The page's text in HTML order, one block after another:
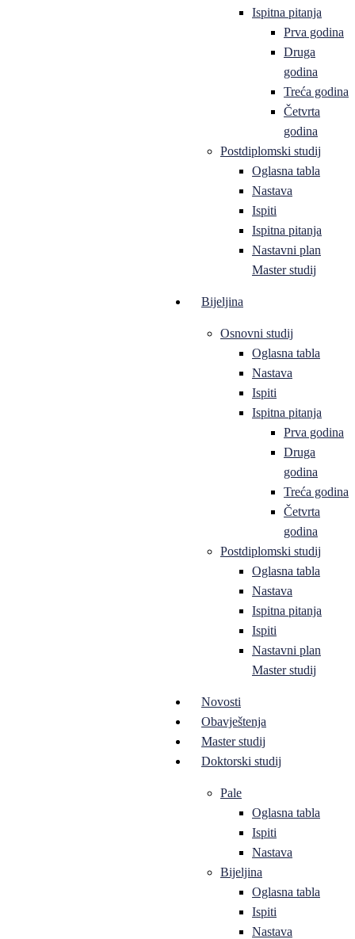
Ispitna pitanja
Prva godina
Druga
godina
Treća godina
Četvrta
godina
Postdiplomski studij
Oglasna tabla
Nastava
Ispiti
Ispitna pitanja
Nastavni plan
Master studij
Bijeljina
Osnovni studij
Oglasna tabla
Nastava
Ispiti
Ispitna pitanja
Prva godina
Druga
godina
Treća godina
Četvrta
godina
Postdiplomski studij
Oglasna tabla
Nastava
Ispitna pitanja
Ispiti
Nastavni plan
Master studij
Novosti
Obavještenja
Master studij
Doktorski studij
Pale
Oglasna tabla
Ispiti
Nastava
Bijeljina
Oglasna tabla
Ispiti
Nastava